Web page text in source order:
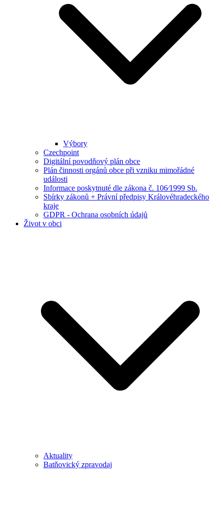
Výbory
Czechpoint
Digitální povodňový plán obce
Plán činnosti orgánů obce při vzniku mimořádné
události
Informace poskytnuté dle zákona č. 106⁄1999 Sb.
Sbírky zákonů + Právní předpisy Královéhradeckého
kraje
GDPR - Ochrana osobních údajů
Život v obci
Aktuality
Batňovický zpravodaj